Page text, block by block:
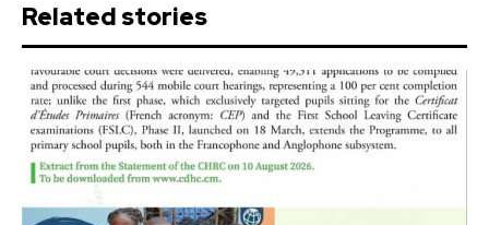
Related stories